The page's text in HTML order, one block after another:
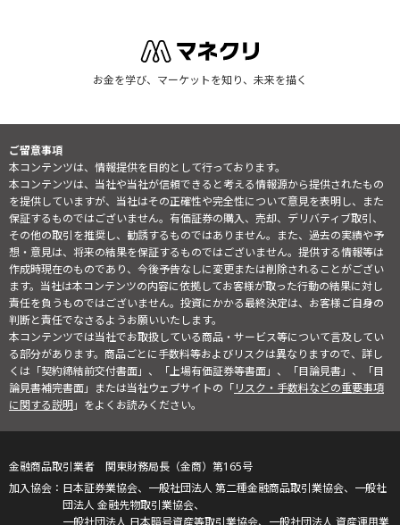
お金を学び、マーケットを知り、未来を描く
ご留意事項
本コンテンツは、情報提供を目的として行っております。
本コンテンツは、当社や当社が信頼できると考える情報源から提供されたもの
を提供していますが、当社はその正確性や完全性について意見を表明し、また
保証するものではございません。有価証券の購入、売却、デリバティブ取引、
その他の取引を推奨し、勧誘するものではありません。また、過去の実績や予
想・意見は、将来の結果を保証するものではございません。提供する情報等は
作成時現在のものであり、今後予告なしに変更または削除されることがござい
ます。当社は本コンテンツの内容に依拠してお客様が取った行動の結果に対し
責任を負うものではございません。投資にかかる最終決定は、お客様ご自身の
判断と責任でなさるようお願いいたします。
本コンテンツでは当社でお取扱している商品・サービス等について言及してい
る部分があります。商品ごとに手数料等およびリスクは異なりますので、詳し
くは「契約締結前交付書面」、「上場有価証券等書面」、「目論見書」、「目
論見書補完書面」または当社ウェブサイトの「リスク・手数料などの重要事項
に関する説明」をよくお読みください。
金融商品取引業者 関東財務局長（金商）第165号
日本証券業協会、一般社団法人 第二種金融商品取引業協会、一般社
団法人 金融先物取引業協会、
一般社団法人 日本暗号資産等取引業協会、一般社団法人 資産運用業